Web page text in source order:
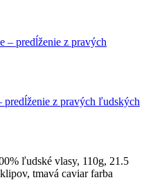
predĺženie z pravých ľudských
ľudské vlasy, 110g, 21.5
tmavá caviar farba